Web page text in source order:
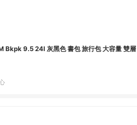
Bkpk 9.5 24l 灰黑色 書包 旅行包 大容量 雙